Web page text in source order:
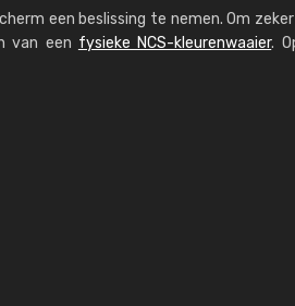
een beslissing te nemen. Om
van een fysieke NCS-kleurenwaaier.